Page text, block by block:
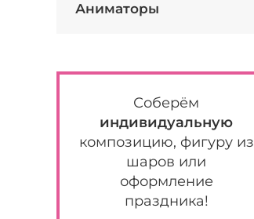
Аниматоры
Соберём
индивидуальную
композицию, фигуру из
шаров или
оформление
праздника!